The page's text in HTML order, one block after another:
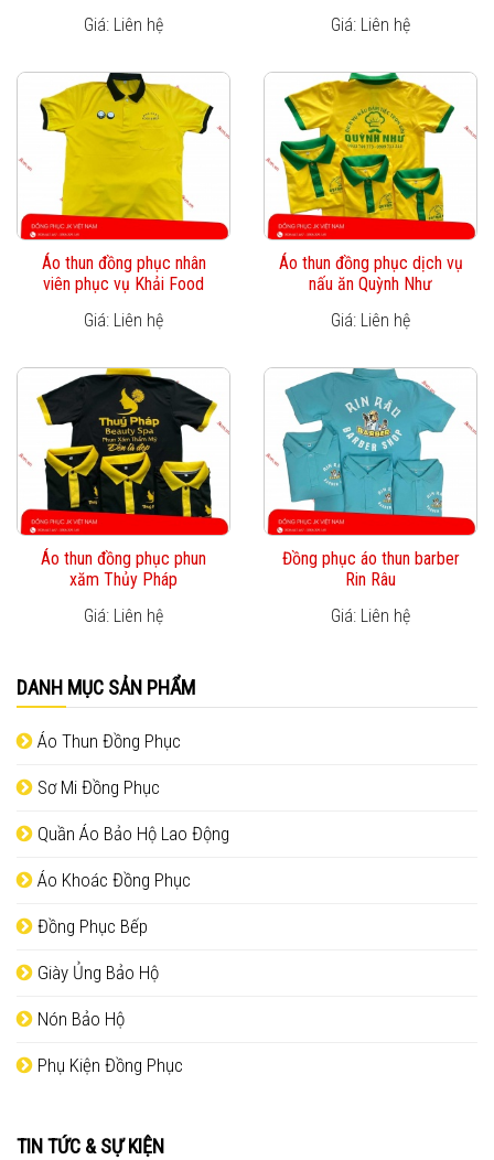
DANH MỤC SẢN PHẨM
Áo Thun Đồng Phục
Sơ Mi Đồng Phục
Quần Áo Bảo Hộ Lao Động
Áo Khoác Đồng Phục
Đồng Phục Bếp
Giày Ủng Bảo Hộ
Nón Bảo Hộ
Phụ Kiện Đồng Phục
TIN TỨC & SỰ KIỆN
Giá: Liên hệ
Giá: Liên hệ
Áo thun đồng phục nhân
viên phục vụ Khải Food
Giá: Liên hệ
Áo thun đồng phục dịch vụ
nấu ăn Quỳnh Như
Giá: Liên hệ
Áo thun đồng phục phun
xăm Thủy Pháp
Giá: Liên hệ
Đồng phục áo thun barber
Rin Râu
Giá: Liên hệ